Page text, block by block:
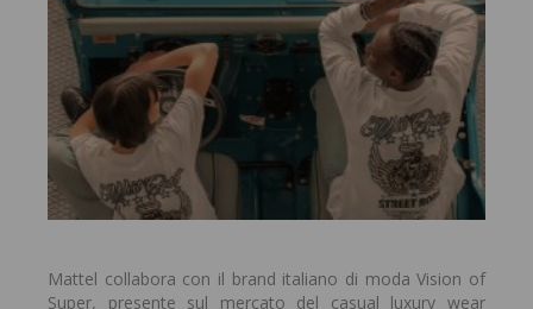
Mattel collabora con il brand italiano di moda Vision of
Super, presente sul mercato del casual luxury wear